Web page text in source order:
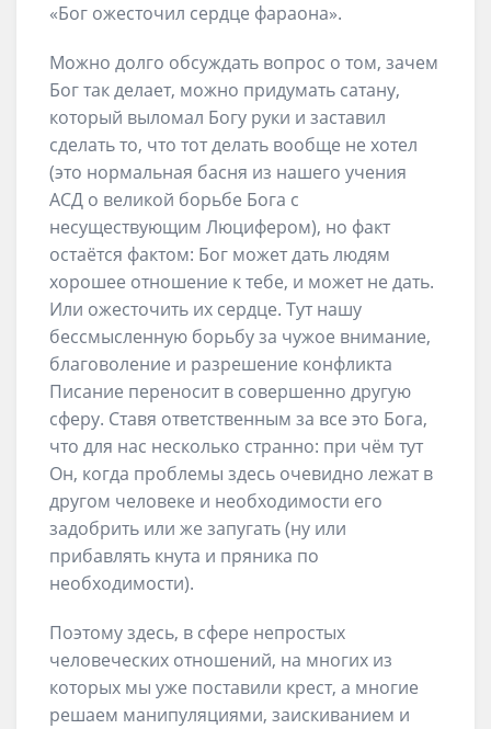
«Бог ожесточил сердце фараона».
Можно долго обсуждать вопрос о том, зачем
Бог так делает, можно придумать сатану,
который выломал Богу руки и заставил
сделать то, что тот делать вообще не хотел
(это нормальная басня из нашего учения
АСД о великой борьбе Бога с
несуществующим Люцифером), но факт
остаётся фактом: Бог может дать людям
хорошее отношение к тебе, и может не дать.
Или ожесточить их сердце. Тут нашу
бессмысленную борьбу за чужое внимание,
благоволение и разрешение конфликта
Писание переносит в совершенно другую
сферу. Ставя ответственным за все это Бога,
что для нас несколько странно: при чём тут
Он, когда проблемы здесь очевидно лежат в
другом человеке и необходимости его
задобрить или же запугать (ну или
прибавлять кнута и пряника по
необходимости).
Поэтому здесь, в сфере непростых
человеческих отношений, на многих из
которых мы уже поставили крест, а многие
решаем манипуляциями, заискиванием и